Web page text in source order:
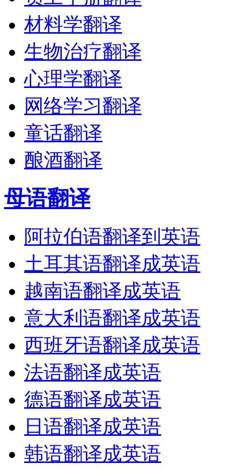
材料学翻译
生物治疗翻译
心理学翻译
网络学习翻译
童话翻译
酿酒翻译
母语翻译
阿拉伯语翻译到英语
土耳其语翻译成英语
越南语翻译成英语
意大利语翻译成英语
西班牙语翻译成英语
法语翻译成英语
德语翻译成英语
日语翻译成英语
韩语翻译成英语